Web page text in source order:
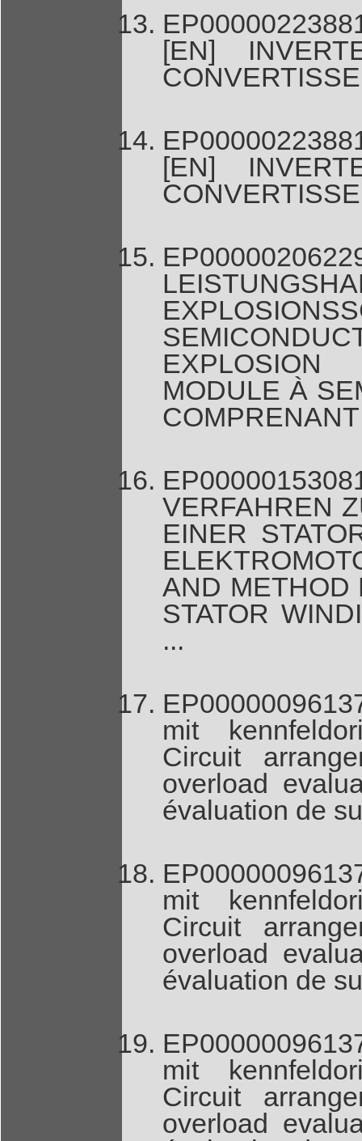
[EN]
[EN]
MODULE À
VERFAHREN
EINER
AND METHOD
STATOR
...
mit
Circuit
overload
évaluation de
mit
Circuit
overload
évaluation de
mit
Circuit
overload